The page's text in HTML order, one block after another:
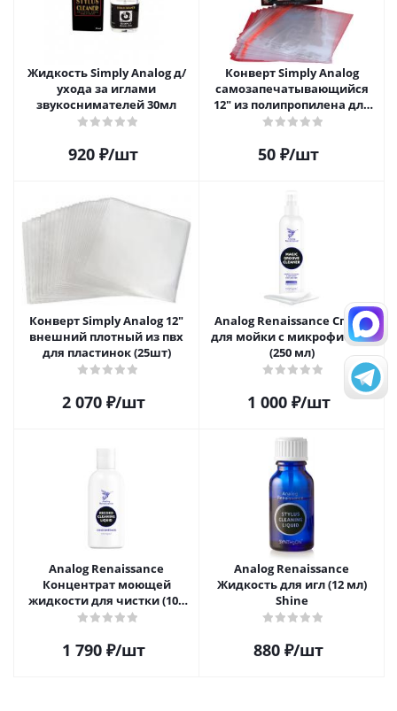
Жидкость Simply Analog д/
ухода за иглами
звукоснимателей 30мл
920 ₽/шт
Конверт Simply Analog
самозапечатывающийся
12" из полипропилена для
пластинок
50 ₽/шт
Конверт Simply Analog 12"
внешний плотный из пвх
для пластинок (25шт)
2 070₽/шт
Analog Renaissance Спрей
для мойки с микрофиброй
(250 мл)
1 000₽/шт
Analog Renaissance
Концентрат моющей
жидкости для чистки (100
мл)
1 790₽/шт
Analog Renaissance
Жидкость для игл (12 мл)
Shine
880 ₽/шт